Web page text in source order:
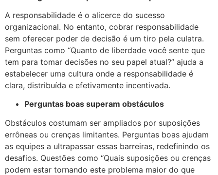
A responsabilidade é o alicerce do sucesso
organizacional. No entanto, cobrar responsabilidade
sem oferecer poder de decisão é um tiro pela culatra.
Perguntas como “Quanto de liberdade você sente que
tem para tomar decisões no seu papel atual?” ajuda a
estabelecer uma cultura onde a responsabilidade é
clara, distribuída e efetivamente incentivada.
Perguntas boas superam obstáculos
Obstáculos costumam ser ampliados por suposições
errôneas ou crenças limitantes. Perguntas boas ajudam
as equipes a ultrapassar essas barreiras, redefinindo os
desafios. Questões como “Quais suposições ou crenças
podem estar tornando este problema maior do que